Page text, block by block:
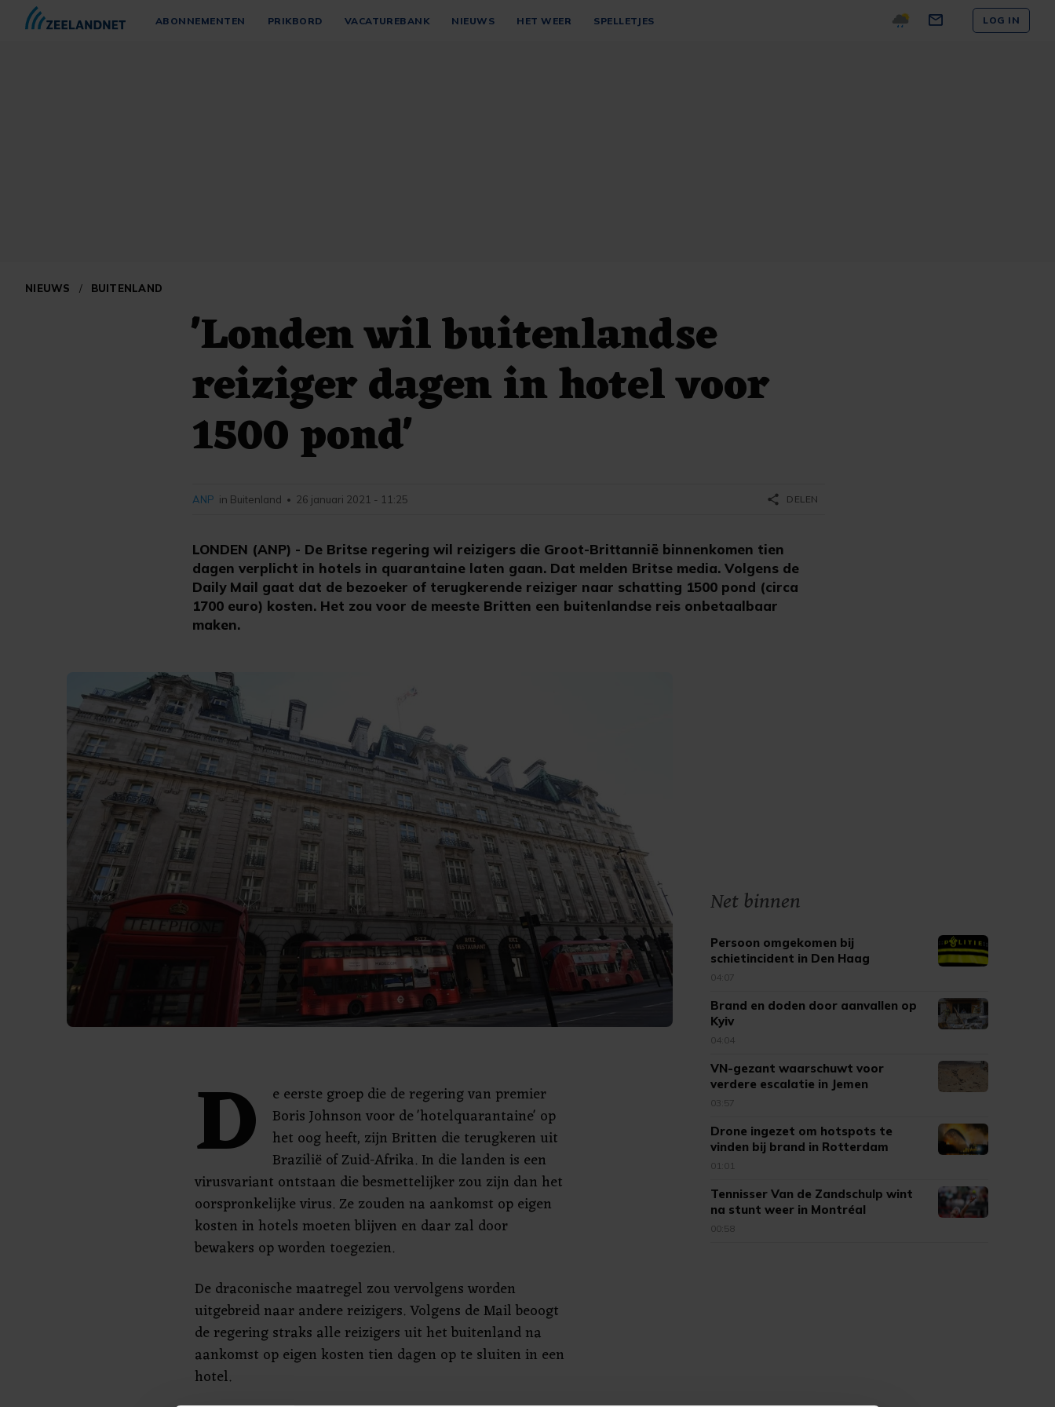
ABONNEMENTEN PRIKBORD VACATUREBANK NIEUWS HET WEER SPELLETJES LOG IN
NIEUWS / BUITENLAND
'Londen wil buitenlandse
reiziger dagen in hotel voor
1500 pond'
LONDEN (ANP) - De Britse regering wil reizigers die Groot-Brittannië binnenkomen tien
dagen verplicht in hotels in quarantaine laten gaan. Dat melden Britse media. Volgens de
Daily Mail gaat dat de bezoeker of terugkerende reiziger naar schatting 1500 pond (circa
1700 euro) kosten. Het zou voor de meeste Britten een buitenlandse reis onbetaalbaar
maken.
ANP in Buitenland • 26 januari 2021 - 11:25 share DELEN
D
e eerste groep die de regering van premier
Boris Johnson voor de 'hotelquarantaine' op
het oog heeft, zijn Britten die terugkeren uit
Brazilië of Zuid-Afrika. In die landen is een
virusvariant ontstaan die besmettelijker zou zijn dan het
oorspronkelijke virus. Ze zouden na aankomst op eigen
kosten in hotels moeten blijven en daar zal door
bewakers op worden toegezien.
De draconische maatregel zou vervolgens worden
uitgebreid naar andere reizigers. Volgens de Mail beoogt
de regering straks alle reizigers uit het buitenland na
aankomst op eigen kosten tien dagen op te sluiten in een
hotel.
Net binnen
Persoon omgekomen bij
schietincident in Den Haag
04:07
Brand en doden door aanvallen op
Kyiv
04:04
VN-gezant waarschuwt voor
verdere escalatie in Jemen
03:57
Drone ingezet om hotspots te
vinden bij brand in Rotterdam
01:01
Tennisser Van de Zandschulp wint
na stunt weer in Montréal
00:58